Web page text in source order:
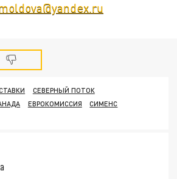
СЕВЕРНЫЙ ПОТОК
ЕВРОКОМИССИЯ
СИМЕНС